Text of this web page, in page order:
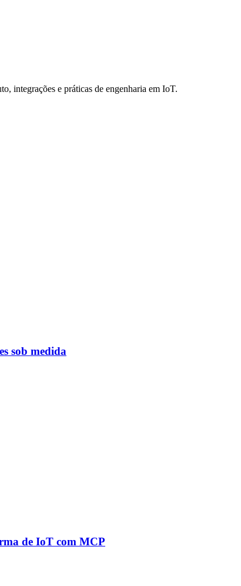
integrações e práticas de engenharia em IoT.
sob medida
de IoT com MCP